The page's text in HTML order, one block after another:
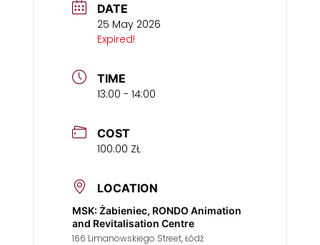
DATE
25 May 2026
Expired!
TIME
13:00 - 14:00
COST
100.00 ZŁ
LOCATION
MSK: Żabieniec, RONDO Animation
and Revitalisation Centre
166 Limanowskiego Street, Łódź